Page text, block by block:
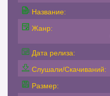
Название:
Жанр:
Дата релиза:
Слушали/Скачиваний:
Размер: